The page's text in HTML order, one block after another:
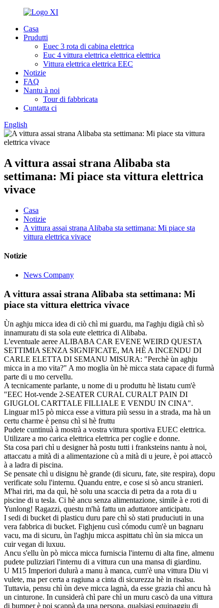
Casa
Prudutti
Euec 3 rota di cabina elettrica
Euc 4 vittura elettrica elettrica elettrica
Vittura elettrica elettrica EEC
Notizie
FAQ
Nantu à noi
Tour di fabbricata
Cuntatta ci
English
A vittura assai strana Alibaba sta
settimana: Mi piace sta vittura elettrica
vivace
Casa
Notizie
A vittura assai strana Alibaba sta settimana: Mi piace sta
vittura elettrica vivace
Notizie
News Company
A vittura assai strana Alibaba sta settimana: Mi
piace sta vittura elettrica vivace
Ùn aghju micca idea di ciò chì mi guardu, ma l'aghju digià chì sò
innamuratu di sta sola eute elettrica di Alibaba.
L'eventuale aeree ALIBABA CAR EVENE WEIRD QUESTA
SETTIMIA SENZA SIGNIFICATE, MA HÈ A INCENDU DI
CARLE ELETTA DI SEMANU MISURA: "Perchè ùn aghju
micca in a mo vita?" A mo moglia ùn hè micca stata capace di furmà
parte di u mo cervellu.
A tecnicamente parlante, u nome di u produttu hè listatu cum'è
"EEC Hot-vende 2-SEATER CURAL CURALT PAIN DI
GIUGLOL CARTTALE FILLIALE E VENDU IN CINA".
Linguar m15 pò micca esse a vittura più sessu in a strada, ma hà un
certu charme è pensu chì si hè fruttu
Pudete cuntinuà à mostrà a vostra vittura sportiva EUEC elettrica.
Utilizare a mo carica elettrica elettrica per coglie e donne.
Sta cosa pari chì u designer hà postu tutti i franksteins nantu à noi,
attaccatu a mità di a alimentazione cù a mità di u jeure, è poi attaccò
à a ladra di piscina.
Se pensate chì u disignu hè grande (di sicuru, fate, site respira), dopu
verificate solu l'internu. Quandu entre, e cose si sò ancu stranieri.
M'hai riri, ma da quì, hè solu una scaccia di petra da a rota di u
piscine di u tesla. Ci hè ancu senza alimentazione, simile à e roti di
Yunlong! Ragazzi, questu m'hà fattu un aduttatore anticipatu.
I sedi di bucket di plasticu duru pare chì sò stati pruduciuti in una
vera fabbrica di bucket. Fighjenu cusì cómodu cum'è un bagnaru
vacu, ma di sicuru, ùn l'aghju micca aspittatu chì ùn sia micca un
cuir vegan di luxuu.
Ancu s'ellu ùn pò micca micca furniscia l'internu di alta fine, almenu
pudete pulizziari l'internu di a vittura cun una mansa di giardinu.
U M15 Imperiori dulurà a manu à manca, cum'è una vittura Diu vi
vulete, ma per certa a ragiuna a cinta di sicurezza hè in risalsu.
Tuttavia, pensu chì ùn deve micca lagnà, da esse grazia chì ancu hà
un cinturone. In cunsiderà chì pare chì un muru cascò da una vittura
di bumper è poi scappà da una persona, qualsiasi equipaggiu di